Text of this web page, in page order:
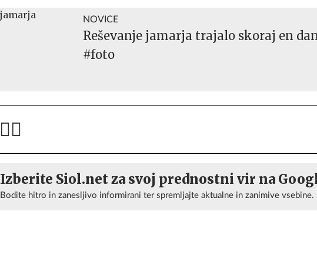
NOVICE
Reševanje jamarja trajalo skoraj en
#foto
Izberite Siol.net za svoj prednostni vir na
Bodite hitro in zanesljivo informirani ter spremljajte aktualne in zanimive vsebine.